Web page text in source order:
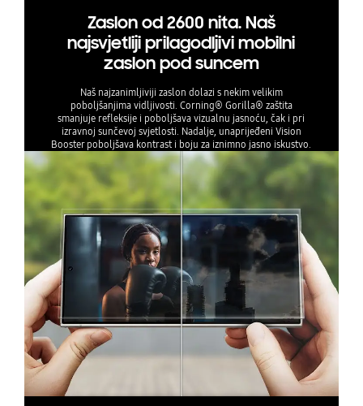
Zaslon od 2600 nita. Naš
najsvjetliji prilagodljivi mobilni
zaslon pod suncem
Naš najzanimljiviji zaslon dolazi s nekim velikim
poboljšanjima vidljivosti. Corning® Gorilla® zaštita
smanjuje refleksije i poboljšava vizualnu jasnoću, čak i pri
izravnoj sunčevoj svjetlosti. Nadalje, unaprijeđeni Vision
Booster poboljšava kontrast i boju za iznimno jasno iskustvo.